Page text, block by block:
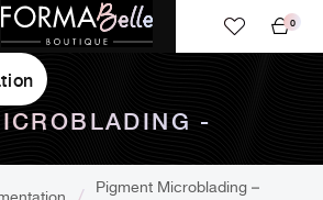
panier
0
-
Pigment Microblading –